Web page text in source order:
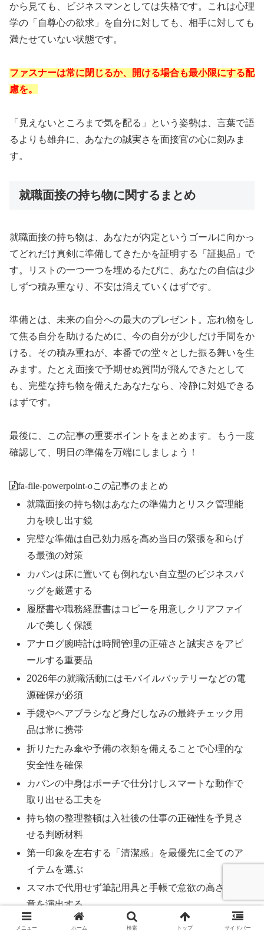
から見ても、ビジネスマンとしては失格です。これは心理
学の「自尊心の欲求」を自分に対しても、相手に対しても
満たせていない状態です。
ファスナーは常に閉じるか、開ける場合も最小限にする配
慮を。
「見えないところまで気を配る」という姿勢は、言葉で語
るよりも雄弁に、あなたの誠実さを面接官の心に刻みま
す。
就職面接の持ち物に関するまとめ
就職面接の持ち物は、あなたが内定というゴールに向かっ
てどれだけ真剣に準備してきたかを証明する「証拠品」で
す。リストの一つ一つを埋めるたびに、あなたの自信は少
しずつ積み重なり、不安は消えていくはずです。
準備とは、未来の自分への最大のプレゼント。忘れ物をし
て焦る自分を助けるために、今の自分が少しだけ手間をか
ける。その積み重ねが、本番での堂々とした振る舞いを生
みます。たとえ面接で予期せぬ質問が飛んできたとして
も、完璧な持ち物を備えたあなたなら、冷静に対処できる
はずです。
最後に、この記事の重要ポイントをまとめます。もう一度
確認して、明日の準備を万端にしましょう！
fa-file-powerpoint-oこの記事のまとめ
就職面接の持ち物はあなたの準備力とリスク管理能
力を映し出す鏡
完璧な準備は自己効力感を高め当日の緊張を和らげ
る最強の対策
カバンは床に置いても倒れない自立型のビジネスバ
ッグを厳選する
履歴書や職務経歴書はコピーを用意しクリアファイ
ルで美しく保護
アナログ腕時計は時間管理の正確さと誠実さをアピ
ールする重要品
2026年の就職活動にはモバイルバッテリーなどの電
源確保が必須
手鏡やヘアブラシなど身だしなみの最終チェック用
品は常に携帯
折りたたみ傘や予備の衣類を備えることで心理的な
安全性を確保
カバンの中身はポーチで仕分けしスマートな動作で
取り出せる工夫を
持ち物の整理整頓は入社後の仕事の正確性を予見さ
せる判断材料
第一印象を左右する「清潔感」を最優先に全てのア
イテムを選ぶ
スマホで代用せず筆記用具と手帳で意欲の高さと熱
意を演出する
準備不足はマイナス印象を植え付けるハロー効果を
メニュー ホーム 検索 トップ サイドバー